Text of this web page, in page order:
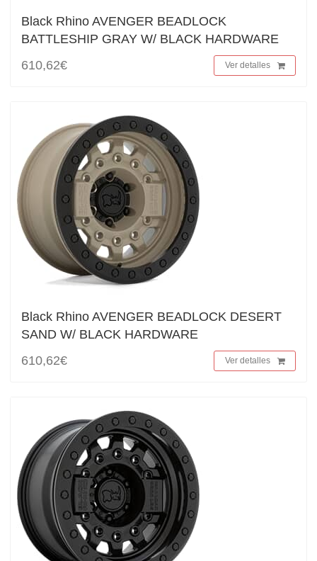
Black Rhino AVENGER BEADLOCK
BATTLESHIP GRAY W/ BLACK HARDWARE
610,62€
Ver detalles
Black Rhino AVENGER BEADLOCK DESERT
SAND W/ BLACK HARDWARE
610,62€
Ver detalles